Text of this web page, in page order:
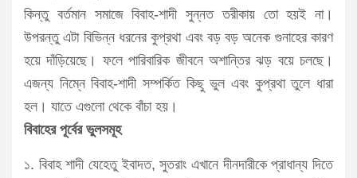
কিন্তু বর্তমান সমাজে বিবাহ-শাদী সুন্নত তরীকায় তো হয়ই না।
উপরন্তু এটা বিভিন্ন ধরনের কুপ্রথা এবং বড় বড় অনেক গুনাহের কারণ
হয়ে দাঁড়িয়েছে। ফলে পারিবারিক জীবনে অশান্তির ঝড় বয়ে চলছে।
এজন্য নিম্নে বিবাহ-শাদী সম্পর্কিত কিছু ভুল এবং কুপ্রথা তুলে ধারা
হল। যাতে এগুলো থেকে বাঁচা হয়।
বিবাহের পূর্বের ভুলসমূহ
১. বিবাহ শাদী যেহেতু ইবাদত, সুতরাং এখানে দীনদারীকে প্রাধান্য দিতে